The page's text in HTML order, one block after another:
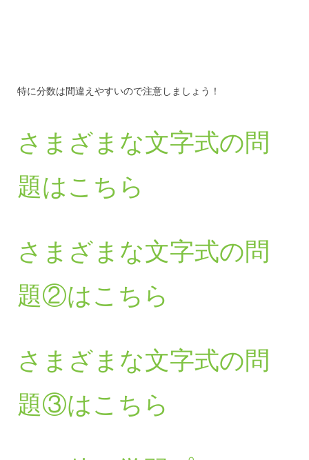
特に分数は間違えやすいので注意しましょう！
さまざまな文字式の問
題はこちら
さまざまな文字式の問
題②はこちら
さまざまな文字式の問
題③はこちら